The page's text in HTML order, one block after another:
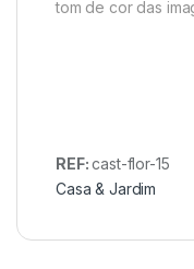
tom de cor das
REF:cast-flor-15
Casa & Jardim